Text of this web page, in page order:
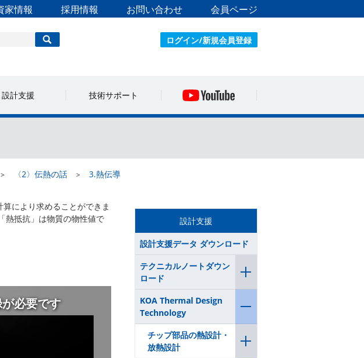
家情報 採用情報 お問い合わせ 会員ページ
ログイン/新規会員登録
設計支援 技術サポート
〈2〉伝熱の話 3.熱伝導
により求めることができま
熱抵抗」は物質の物性値で
必要です
設計支援
設計支援データ ダウンロード
テクニカルノートダウン
ロード
KOA Thermal Design
Technology
チップ部品の熱設計・
放熱設計